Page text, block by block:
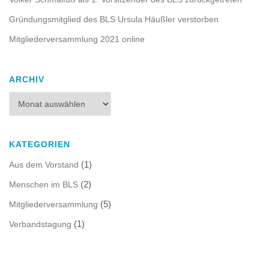
Gründungsmitglied des BLS Ursula Häußler verstorben
Mitgliederversammlung 2021 online
ARCHIV
Archiv
KATEGORIEN
Aus dem Vorstand (1)
Menschen im BLS (2)
Mitgliederversammlung (5)
Verbandstagung (1)